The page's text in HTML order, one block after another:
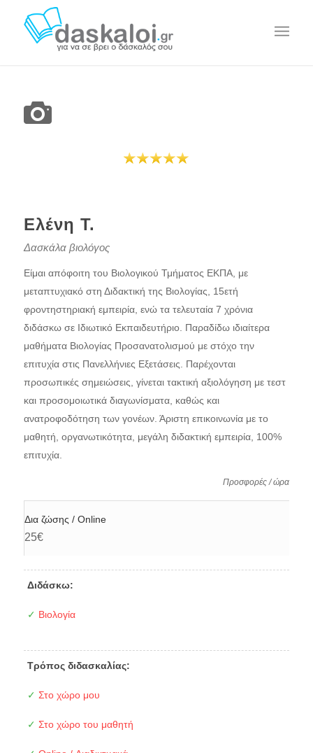
Ελένη Τ.
Δασκάλα βιολόγος
Είμαι απόφοιτη του Βιολογικού Τμήματος ΕΚΠΑ, με
μεταπτυχιακό στη Διδακτική της Βιολογίας, 15ετή
φροντηστηριακή εμπειρία, ενώ τα τελευταία 7 χρόνια
διδάσκω σε Ιδιωτικό Εκπαιδευτήριο. Παραδίδω ιδιαίτερα
μαθήματα Βιολογίας Προσανατολισμού με στόχο την
επιτυχία στις Πανελλήνιες Εξετάσεις. Παρέχονται
προσωπικές σημειώσεις, γίνεται τακτική αξιολόγηση με τεστ
και προσομοιωτικά διαγωνίσματα, καθώς και
ανατροφοδότηση των γονέων. Άριστη επικοινωνία με το
μαθητή, οργανωτικότητα, μεγάλη διδακτική εμπειρία, 100%
επιτυχία.
Προσφορές / ώρα
Δια ζώσης / Online
25€
Διδάσκω:
✓ Βιολογία
Τρόπος διδασκαλίας:
✓ Στο χώρο μου
✓ Στο χώρο του μαθητή